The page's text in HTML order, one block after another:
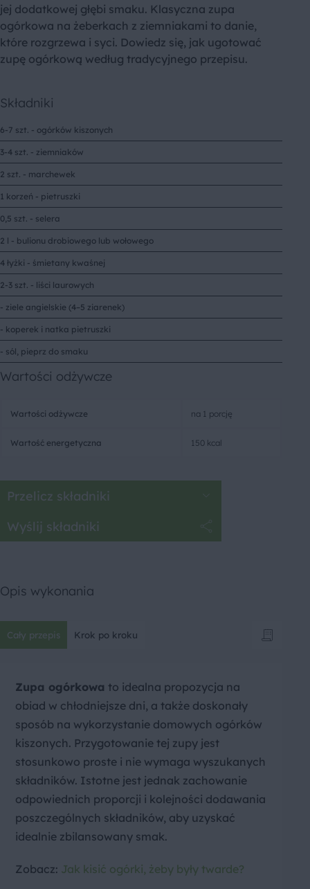
jej dodatkowej głębi smaku. Klasyczna zupa
ogórkowa na żeberkach z ziemniakami to danie,
które rozgrzewa i syci. Dowiedz się, jak ugotować
zupę ogórkową według tradycyjnego przepisu.
Składniki
6-7 szt. - ogórków kiszonych
3-4 szt. - ziemniaków
2 szt. - marchewek
1 korzeń - pietruszki
0,5 szt. - selera
2 l - bulionu drobiowego lub wołowego
4 łyżki - śmietany kwaśnej
2-3 szt. - liści laurowych
- ziele angielskie (4–5 ziarenek)
- koperek i natka pietruszki
- sól, pieprz do smaku
Wartości odżywcze
Wartości odżywcze na 1 porcję
Wartość energetyczna 150 kcal
Przelicz składniki
Wyślij składniki
Opis wykonania
Cały przepis Krok po kroku
Zupa ogórkowa to idealna propozycja na
obiad w chłodniejsze dni, a także doskonały
sposób na wykorzystanie domowych ogórków
kiszonych. Przygotowanie tej zupy jest
stosunkowo proste i nie wymaga wyszukanych
składników. Istotne jest jednak zachowanie
odpowiednich proporcji i kolejności dodawania
poszczególnych składników, aby uzyskać
idealnie zbilansowany smak.
Zobacz: Jak kisić ogórki, żeby były twarde?